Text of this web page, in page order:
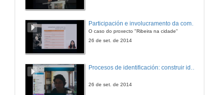
Participación e involucramento da comunidade na recuperación e recalificación de espazos verdes no contexto urbano
O caso do proxecto "Ribeira na cidade"
26 de set. de 2014
26 de set. de 2014